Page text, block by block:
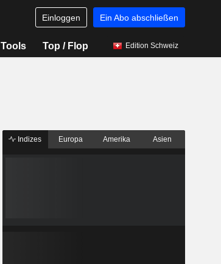
Einloggen Ein Abo abschließen
Tools Top / Flop Edition Schweiz
Indizes Europa Amerika Asien